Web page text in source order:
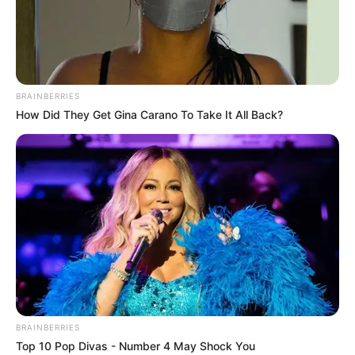
วันนี้รู้สึกผิดหวัง เสียใจไปเสียทุกอย่าง อย่าคิดมาก
เดี๋ยวจะแย่กว่าเดิม การงานไม่ลงตัว รู้สึกเหมือนถึง
ทางตัน ได้เวลาคิดใหม่ เปลี่ยนแปลงใหม่ การเงิน
ค่อนข้างแย่ เงินกำลังจะหมดกระเป๋า
คนวันศุกร์
ไพ่ประจำวันของท่านในวันนี้ คือ ไพ่พอดี
BRAINBERRIES
How Did They Get Gina Carano To Take It All Back?
BRAINBERRIES
Top 10 Pop Divas - Number 4 May Shock You